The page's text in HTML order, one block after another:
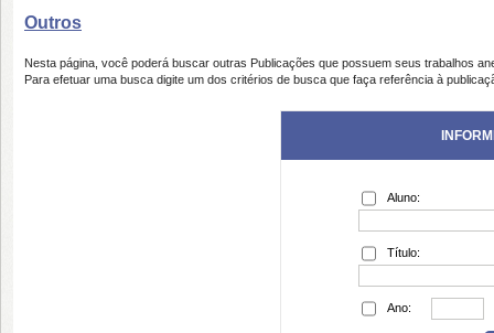
Outros
Nesta página, você poderá buscar outras Publicações que possuem seus trabalhos
Para efetuar uma busca digite um dos critérios de busca que faça referência à
Aluno:
Título:
Ano: